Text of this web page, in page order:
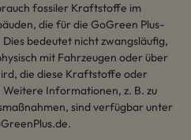
fossiler Kraftstoffe im
die für die GoGreen Plus-
bedeutet nicht zwangsläufig,
mit Fahrzeugen oder über
die diese Kraftstoffe oder
Informationen, z. B. zu
sind verfügbar unter